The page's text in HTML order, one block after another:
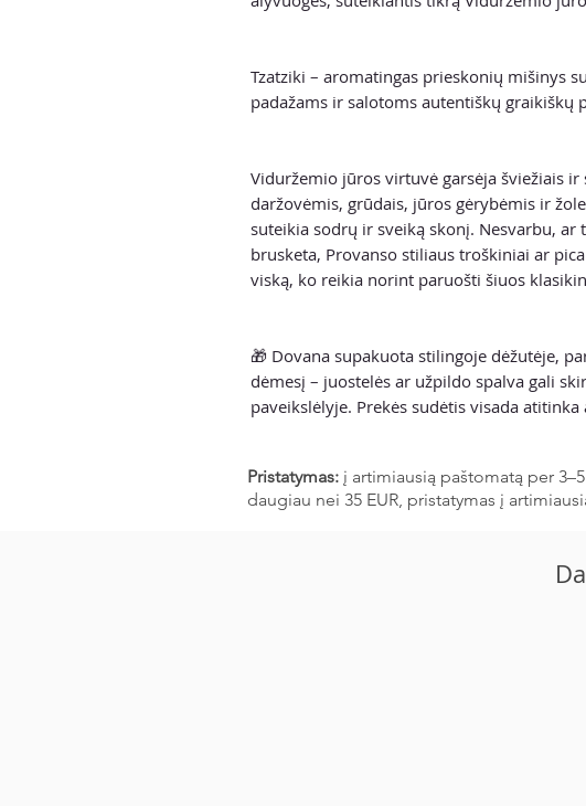
Tzatziki – aromatingas prieskonių mišinys
padažams ir salotoms autentiškų graikiškų
Viduržemio jūros virtuvė garsėja šviežiais ir
daržovėmis, grūdais, jūros gėrybėmis ir
suteikia sodrų ir sveiką skonį. Nesvarbu, ar
brusketa, Provanso stiliaus troškiniai ar
viską, ko reikia norint paruošti šiuos
🎁 Dovana supakuota stilingoje dėžutėje,
dėmesį – juostelės ar užpildo spalva gali
paveikslėlyje. Prekės sudėtis visada atitinka
Pristatymas: į artimiausią paštomatą per
daugiau nei 35 EUR, pristatymas į